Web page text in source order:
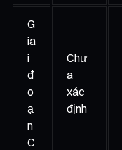
G
ia
i
đ
o
ạ
n
C
Chư
a
xác
định